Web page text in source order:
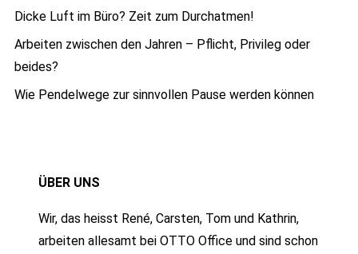
Dicke Luft im Büro? Zeit zum Durchatmen!
Arbeiten zwischen den Jahren – Pflicht, Privileg oder
beides?
Wie Pendelwege zur sinnvollen Pause werden können
ÜBER UNS
Wir, das heisst René, Carsten, Tom und Kathrin,
arbeiten allesamt bei OTTO Office und sind schon